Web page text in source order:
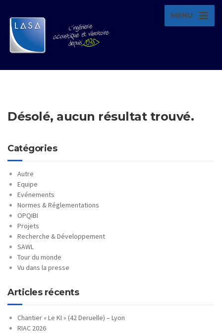
MENU
Désolé, aucun résultat trouvé.
Catégories
Autre
Equipe
Evénements
Normes & Réglementations
OPQIBI
Projets
Recherche & Développement
SAWL
Tour du monde
Vu dans la presse
Articles récents
Chantier « Le KI » (42 Deruelle) – Lyon
RIAC 2026